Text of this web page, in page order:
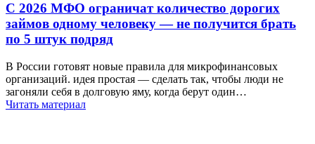
С 2026 МФО ограничат количество дорогих
займов одному человеку — не получится брать
по 5 штук подряд
В России готовят новые правила для микрофинансовых
организаций. идея простая — сделать так, чтобы люди не
загоняли себя в долговую яму, когда берут один…
Читать материал